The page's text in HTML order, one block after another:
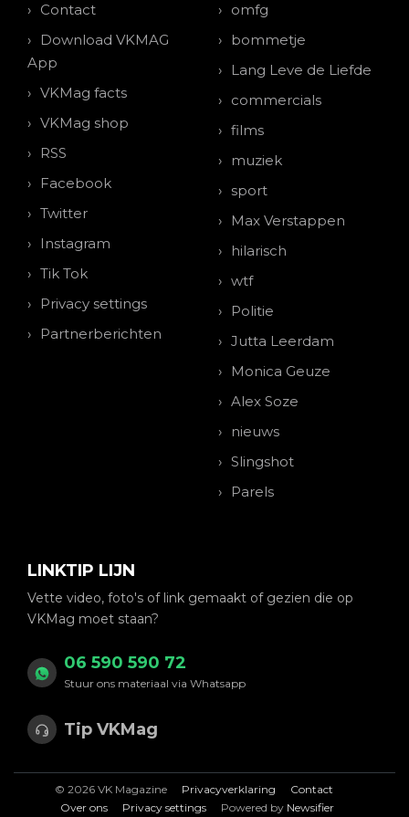
Contact
Download VKMAG
App
VKMag facts
VKMag shop
RSS
Facebook
Twitter
Instagram
Tik Tok
Privacy settings
Partnerberichten
omfg
bommetje
Lang Leve de Liefde
commercials
films
muziek
sport
Max Verstappen
hilarisch
wtf
Politie
Jutta Leerdam
Monica Geuze
Alex Soze
nieuws
Slingshot
Parels
LINKTIP LIJN
Vette video, foto's of link gemaakt of gezien die op
VKMag moet staan?
06 590 590 72
Stuur ons materiaal via Whatsapp
Tip VKMag
© 2026 VK Magazine Privacyverklaring
Contact
Over ons
Privacy settings Powered by Newsifier